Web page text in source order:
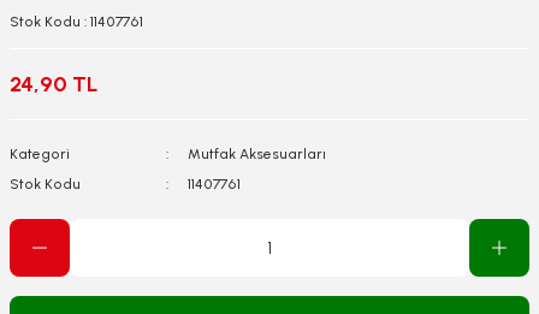
Stok Kodu : 11407761
24,90 TL
Kategori
Mutfak Aksesuarları
Stok Kodu
11407761